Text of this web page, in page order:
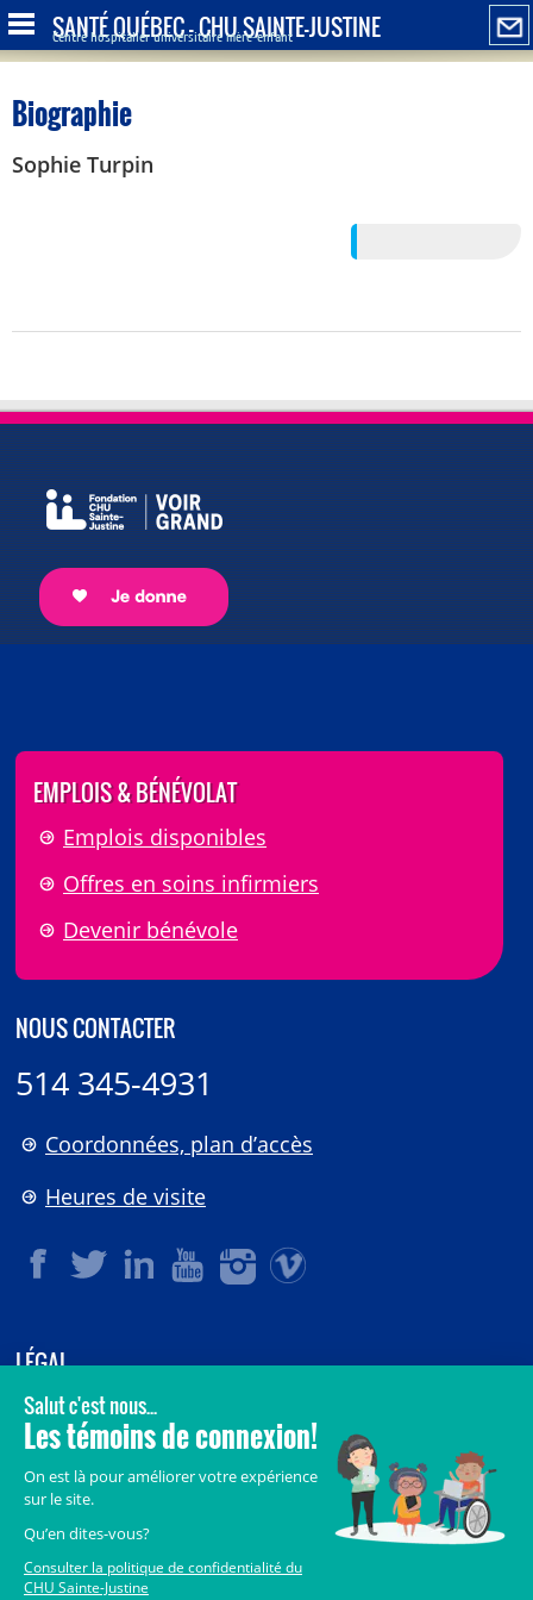
SANTÉ QUÉBEC - CHU SAINTE-JUSTINE
Centre hospitalier universitaire mère-enfant
Biographie
Sophie Turpin
EMPLOIS & BÉNÉVOLAT
Emplois disponibles
Offres en soins infirmiers
Devenir bénévole
NOUS CONTACTER
514 345-4931
Coordonnées, plan d’accès
Heures de visite
LÉGAL
© 2006-2026CHU Sainte-Justine.
Tous droits réservés.
Crédits
Accès aux documents des organismes publics